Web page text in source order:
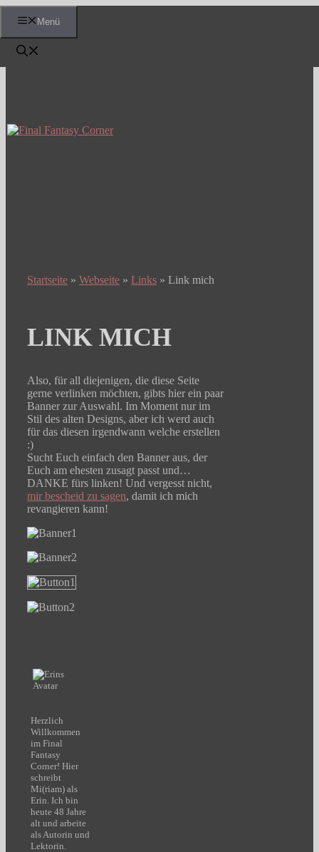
Zum
Inhalt
springen
Menü
Startseite » Webseite » Links » Link mich
LINK MICH
Also, für all diejenigen, die diese Seite
gerne verlinken möchten, gibts hier ein paar
Banner zur Auswahl. Im Moment nur im
Stil des alten Designs, aber ich werd auch
für das diesen irgendwann welche erstellen
:)
Sucht Euch einfach den Banner aus, der
Euch am ehesten zusagt passt und…
DANKE fürs linken! Und vergesst nicht,
mir bescheid zu sagen, damit ich mich
revangieren kann!
Herzlich
Willkommen
im Final
Fantasy
Corner! Hier
schreibt
Mi(riam) als
Erin. Ich bin
heute 48 Jahre
alt und arbeite
als Autorin und
Lektorin.